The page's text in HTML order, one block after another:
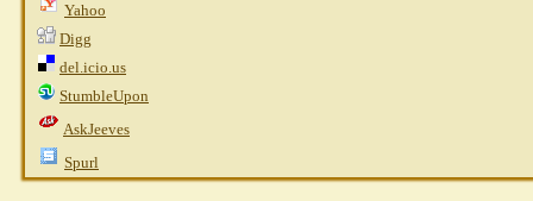
Yahoo
Digg
del.icio.us
StumbleUpon
AskJeeves
Spurl